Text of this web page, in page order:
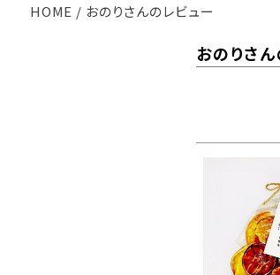
HOME おのりさんのレビュー
おのりさ